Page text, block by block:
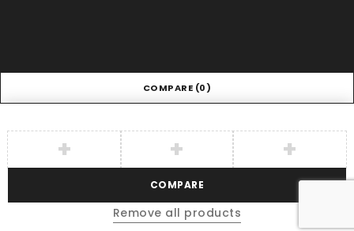
COMPARE (0)
COMPARE
Remove all products